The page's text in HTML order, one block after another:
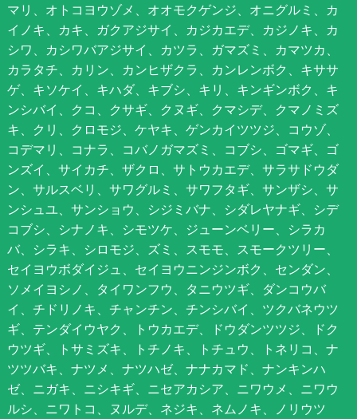
マリ、オトコヨウゾメ、オオモクゲンジ、オニグルミ、カ
イノキ、カキ、ガクアジサイ、カジカエデ、カジノキ、カ
シワ、カシワバアジサイ、カツラ、ガマズミ、カマツカ、
カラタチ、カリン、カンヒザクラ、カンレンボク、キササ
ゲ、キソケイ、キハダ、キブシ、キリ、キンギンボク、キ
ンシバイ、クコ、クサギ、クヌギ、クマシデ、クマノミズ
キ、クリ、クロモジ、ケヤキ、ゲンカイツツジ、コウゾ、
コデマリ、コナラ、コバノガマズミ、コブシ、ゴマギ、ゴ
ンズイ、サイカチ、ザクロ、サトウカエデ、サラサドウダ
ン、サルスベリ、サワグルミ、サワフタギ、サンザシ、サ
ンシュユ、サンショウ、シジミバナ、シダレヤナギ、シデ
コブシ、シナノキ、シモツケ、ジューンベリー、シラカ
バ、シラキ、シロモジ、ズミ、スモモ、スモークツリー、
セイヨウボダイジュ、セイヨウニンジンボク、センダン、
ソメイヨシノ、タイワンフウ、タニウツギ、ダンコウバ
イ、チドリノキ、チャンチン、チンシバイ、ツクバネウツ
ギ、テンダイウヤク、トウカエデ、ドウダンツツジ、ドク
ウツギ、トサミズキ、トチノキ、トチュウ、トネリコ、ナ
ツツバキ、ナツメ、ナツハゼ、ナナカマド、ナンキンハ
ゼ、ニガキ、ニシキギ、ニセアカシア、ニワウメ、ニワウ
ルシ、ニワトコ、ヌルデ、ネジキ、ネムノキ、ノリウツ